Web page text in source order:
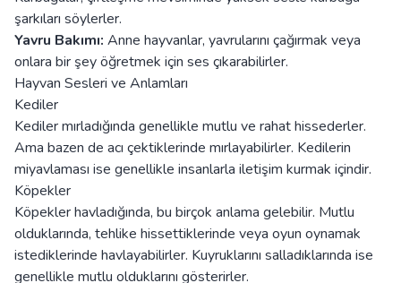
şarkıları söylerler.
Yavru Bakımı: Anne hayvanlar, yavrularını çağırmak veya
onlara bir şey öğretmek için ses çıkarabilirler.
Hayvan Sesleri ve Anlamları
Kediler
Kediler mırladığında genellikle mutlu ve rahat hissederler.
Ama bazen de acı çektiklerinde mırlayabilirler. Kedilerin
miyavlaması ise genellikle insanlarla iletişim kurmak içindir.
Köpekler
Köpekler havladığında, bu birçok anlama gelebilir. Mutlu
olduklarında, tehlike hissettiklerinde veya oyun oynamak
istediklerinde havlayabilirler. Kuyruklarını salladıklarında ise
genellikle mutlu olduklarını gösterirler.